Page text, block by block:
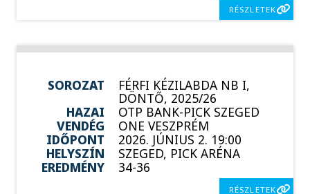
RÉSZLETEK
SOROZAT FÉRFI KÉZILABDA NB I,
DÖNTŐ, 2025/26
HAZAI
OTP BANK-PICK SZEGED
VENDÉG
ONE VESZPRÉM
IDŐPONT
2026. JÚNIUS 2. 19:00
HELYSZÍN
SZEGED, PICK ARÉNA
EREDMÉNY
34-36
RÉSZLETEK